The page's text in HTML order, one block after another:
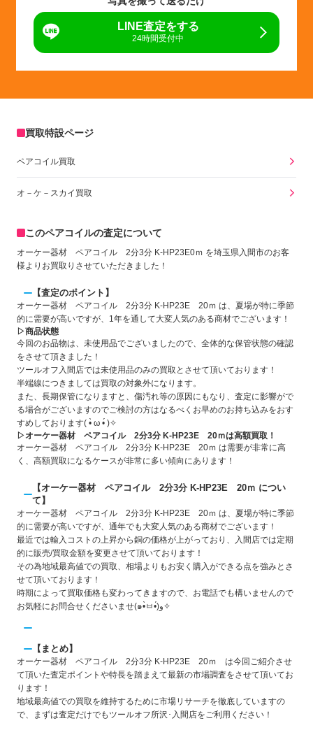
LINE査定をする
24時間受付中
買取特設ページ
ペアコイル買取
オ－ケ－スカイ買取
このペアコイルの査定について
オーケー器材 ペアコイル 2分3分 K-HP23E0ｍ を埼玉県入間市のお客
様よりお買取りさせていただきました！
【査定のポイント】
オーケー器材 ペアコイル 2分3分 K-HP23E 20ｍ は、夏場が特に季節
的に需要が高いですが、1年を通して大変人気のある商材でございます！
▷商品状態
今回のお品物は、未使用品でございましたので、全体的な保管状態の確認
をさせて頂きました！
ツールオフ入間店では未使用品のみの買取とさせて頂いております！
半端線につきましては買取の対象外になります。
また、長期保管になりますと、傷汚れ等の原因にもなり、査定に影響がで
る場合がございますのでご検討の方はなるべくお早めのお持ち込みをおす
すめしております( •̀ ω •́ )✧
▷オーケー器材 ペアコイル 2分3分 K-HP23E 20ｍは高額買取！
オーケー器材 ペアコイル 2分3分 K-HP23E 20ｍ は需要が非常に高
く、高額買取になるケースが非常に多い傾向にあります！
【オーケー器材 ペアコイル 2分3分 K-HP23E 20ｍ につい
て】
オーケー器材 ペアコイル 2分3分 K-HP23E 20ｍ は、夏場が特に季節
的に需要が高いですが、通年でも大変人気のある商材でございます！
最近では輸入コストの上昇から銅の価格が上がっており、入間店では定期
的に販売/買取金額を変更させて頂いております！
その為地域最高値での買取、相場よりもお安く購入ができる点を強みとさ
せて頂いております！
時期によって買取価格も変わってきますので、お電話でも構いませんので
お気軽にお問合せくださいませ(๑•̀ㅂ•́)و✧
【まとめ】
オーケー器材 ペアコイル 2分3分 K-HP23E 20ｍ は今回ご紹介させ
て頂いた査定ポイントや特長を踏まえて最新の市場調査をさせて頂いてお
ります！
地域最高値での買取を維持するために市場リサーチを徹底していますの
で、まずは査定だけでもツールオフ所沢･入間店をご利用ください！